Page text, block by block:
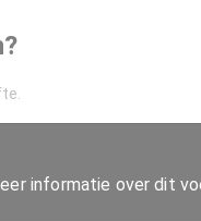
informatie over dit